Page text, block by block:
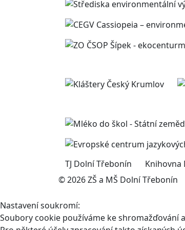
TJ Dolní Třebonín Knihovna
© 2026 ZŠ a MŠ Dolní Třebonín
Nastavení soukromí:
Soubory cookie používáme ke shromažďování